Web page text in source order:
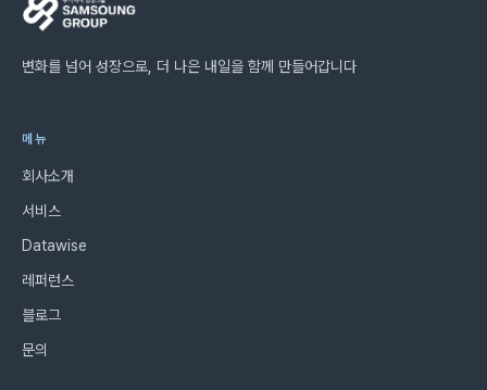
변화를 넘어 성장으로, 더 나은 내일을 함께 만들어갑니다
메뉴
회사소개
서비스
Datawise
레퍼런스
블로그
문의